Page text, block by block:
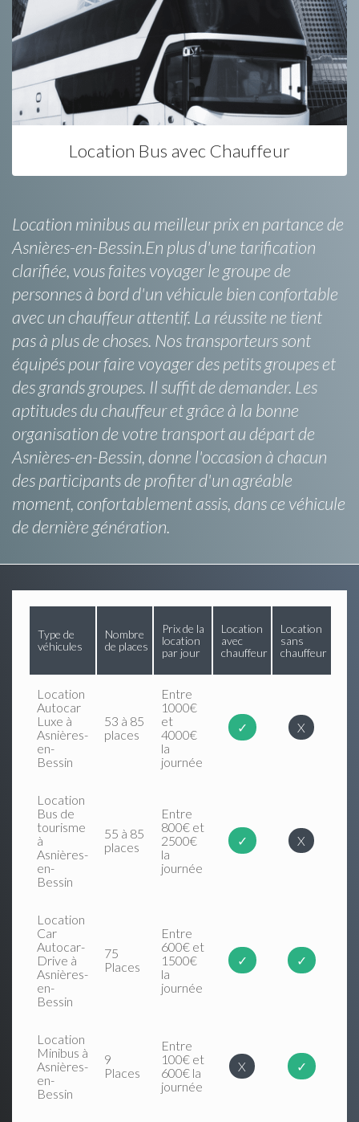
Location Bus avec Chauffeur
Location minibus au meilleur prix en partance de
Asnières-en-Bessin.En plus d'une tarification
clarifiée, vous faites voyager le groupe de
personnes à bord d'un véhicule bien confortable
avec un chauffeur attentif. La réussite ne tient
pas à plus de choses. Nos transporteurs sont
équipés pour faire voyager des petits groupes et
des grands groupes. Il suffit de demander. Les
aptitudes du chauffeur et grâce à la bonne
organisation de votre transport au départ de
Asnières-en-Bessin, donne l'occasion à chacun
des participants de profiter d'un agréable
moment, confortablement assis, dans ce véhicule
de dernière génération.
Type de
véhicules
Nombre
de places
Prix de la
location
par jour
Location
avec
chauffeur
Location
sans
chauffeur
Location
Autocar
Luxe à
Asnières-
en-
Bessin
53 à 85
places
Entre
1000€
et
4000€
la
journée
✓ X
Location
Bus de
tourisme
à
Asnières-
en-
Bessin
55 à 85
places
Entre
800€ et
2500€
la
journée
✓ X
Location
Car
Autocar-
Drive à
Asnières-
en-
Bessin
75
Places
Entre
600€ et
1500€
la
journée
✓ ✓
Location
Minibus à
Asnières-
en-
Bessin
9
Places
Entre
100€ et
600€ la
journée
X ✓